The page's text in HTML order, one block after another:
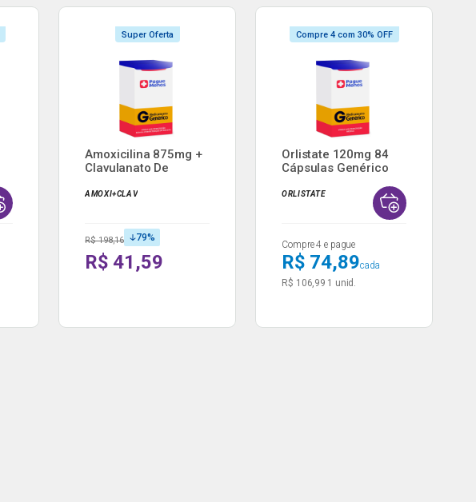
Super Oferta
Amoxicilina 875mg +
Clavulanato De
AMOXI+CLAV
R$ 198,16 79%
R$ 41,59
Compre 4 com 30% OFF
Orlistate 120mg 84
Cápsulas Genérico
ORLISTATE
Compre 4 e pague
R$ 74,89cada
R$ 106,99 1 unid.